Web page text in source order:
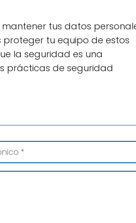
tus datos
proteger tu equipo de estos
la seguridad es una
prácticas de seguridad